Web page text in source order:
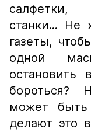
салфетки,
станки... Не
газеты,
одной
может быть
делают это